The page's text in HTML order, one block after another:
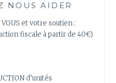
NOUS AIDER
et votre soutien :
fiscale à partir de 40€)
d’unités